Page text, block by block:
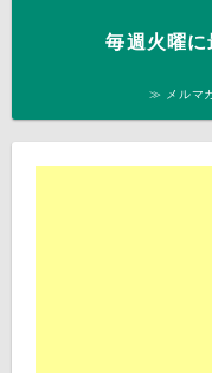
毎週火曜
≫ メルマ